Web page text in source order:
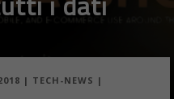
| TECH-NEWS |